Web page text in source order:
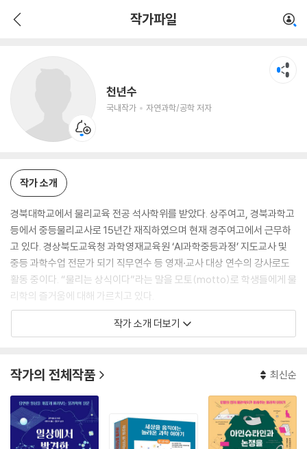
작가파일
천년수
국내작가 자연과학/공학 저자
자연과학/공학 저자
작가 소개
경북대학교에서 물리교육 전공 석사학위를 받았다. 상주여고, 경북과학고
등에서 중등물리교사로 15년간 재직하였으며 현재 경주여고에서 근무하
고 있다. 경상북도교육청 과학영재교육원 ‘AI과학중등과정’ 지도교사 및
중등 과학수업 전문가 되기 직무연수 등 영재·교사 대상 연수의 강사로도
활동 중이다. “물리는 상식이다”라는 말을 모토(motto)로 학생들에게 물
리학의 즐거움에 대해 가르치고 있다.
작가 소개 더보기
작가의 전체작품 최신순